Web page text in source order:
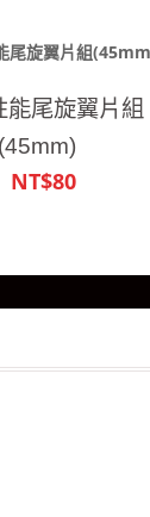
能尾旋翼片組
(45mm)
NT$80